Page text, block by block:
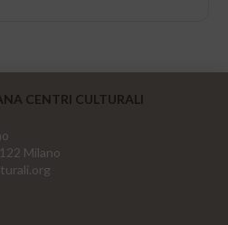
CENTRI CULTURALI
Milano